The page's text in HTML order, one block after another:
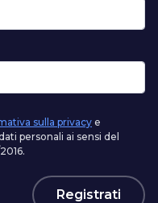
sulla privacy e
personali ai sensi del
Registrati